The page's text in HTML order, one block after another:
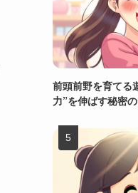
前頭前野を育てる
力”を伸ばす秘密